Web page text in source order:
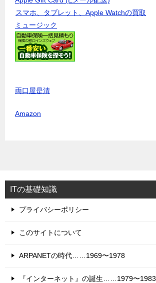
スマホ、タブレット、Apple Watchの買取
ミュージック
両口屋是清
Amazon
ITの基礎知識
プライバシーポリシー
このサイトについて
ARPANETの時代……1969〜1978
『インターネット』の誕生……1979〜1983